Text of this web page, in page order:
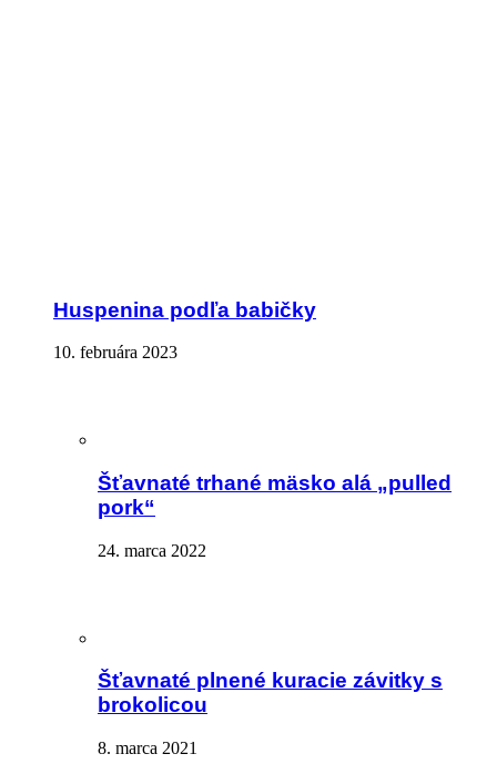
Huspenina podľa babičky
10. februára 2023
Šťavnaté trhané mäsko alá „pulled
pork“
24. marca 2022
Šťavnaté plnené kuracie závitky s
brokolicou
8. marca 2021